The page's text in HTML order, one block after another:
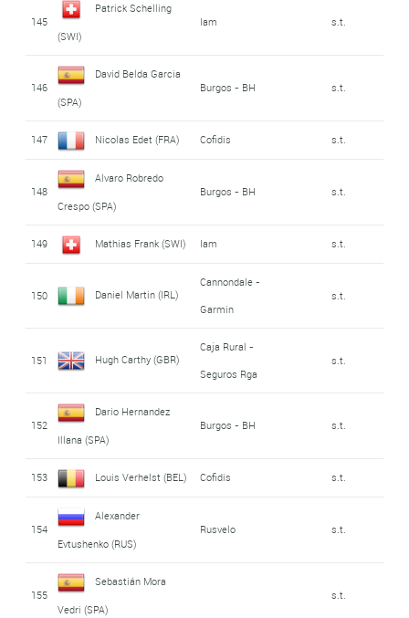
145
Patrick Schelling
(SWI)
Iam s.t.
146
David Belda Garcia
(SPA)
Burgos - BH s.t.
147 Nicolas Edet (FRA) Cofidis s.t.
148
Alvaro Robredo
Crespo (SPA)
Burgos - BH s.t.
149 Mathias Frank (SWI) Iam s.t.
150 Daniel Martin (IRL)
Cannondale -
Garmin
s.t.
151 Hugh Carthy (GBR)
Caja Rural -
Seguros Rga
s.t.
152
Dario Hernandez
Illana (SPA)
Burgos - BH s.t.
153 Louis Verhelst (BEL) Cofidis s.t.
154
Alexander
Evtushenko (RUS)
Rusvelo s.t.
155
Sebastián Mora
Vedri (SPA)
s.t.